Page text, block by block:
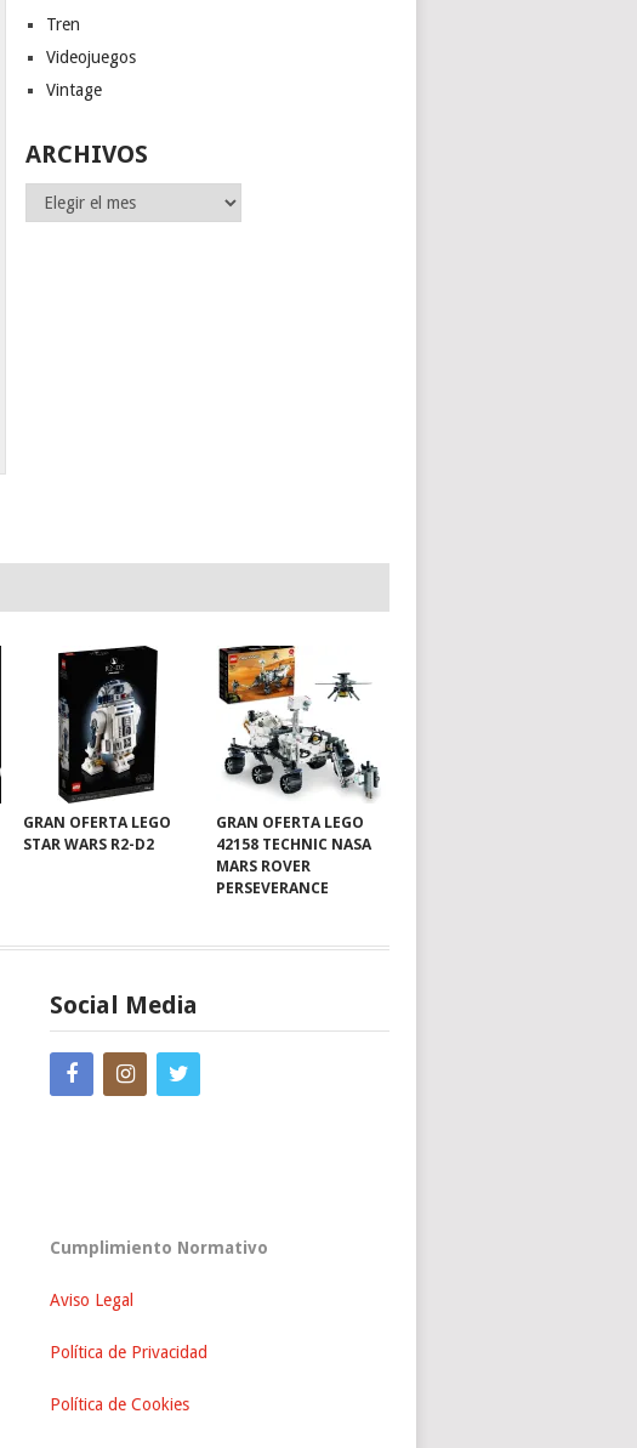
Tren
Videojuegos
Vintage
ARCHIVOS
Archivos
GRAN OFERTA LEGO
STAR WARS R2-D2
GRAN OFERTA LEGO
42158 TECHNIC NASA
MARS ROVER
PERSEVERANCE
Social Media
Cumplimiento Normativo
Aviso Legal
Política de Privacidad
Política de Cookies